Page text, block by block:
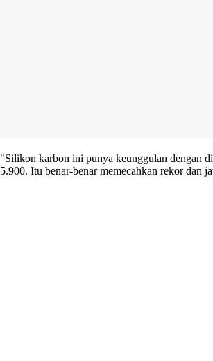
"Silikon karbon ini punya keunggulan dengan
5.900. Itu benar-benar memecahkan rekor dan